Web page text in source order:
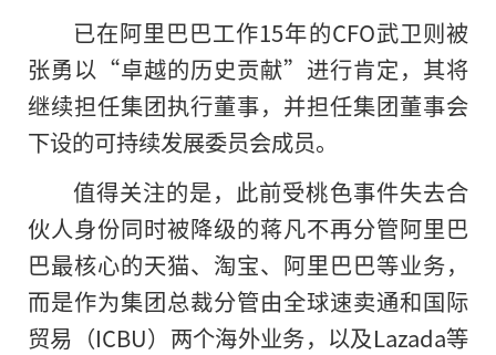
已在阿里巴巴工作15年的CFO武卫则被
张勇以“卓越的历史贡献”进行肯定，其将
继续担任集团执行董事，并担任集团董事会
下设的可持续发展委员会成员。
值得关注的是，此前受桃色事件失去合
伙人身份同时被降级的蒋凡不再分管阿里巴
巴最核心的天猫、淘宝、阿里巴巴等业务，
而是作为集团总裁分管由全球速卖通和国际
贸易（ICBU）两个海外业务，以及Lazada等